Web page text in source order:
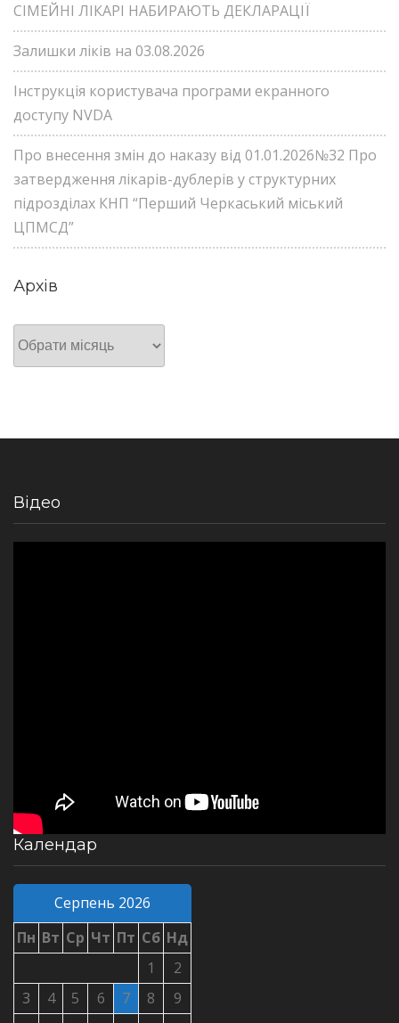
СІМЕЙНІ ЛІКАРІ НАБИРАЮТЬ ДЕКЛАРАЦІЇ
Залишки ліків на 03.08.2026
Інструкція користувача програми екранного
доступу NVDA
Про внесення змін до наказу від 01.01.2026№32 Про
затвердження лікарів-дублерів у структурних
підрозділах КНП “Перший Черкаський міський
ЦПМСД”
Архів
Архів
Відео
Календар
Серпень 2026
Пн Вт Ср Чт Пт Сб Нд
1
2
3
4 5 6 7 8
9